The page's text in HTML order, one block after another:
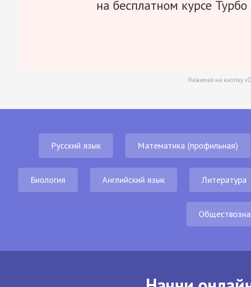
на бесплатном курсе Турбо
Нажимая на кнопку
Русский язык Математика (профильная)
Биология Английский язык Литература